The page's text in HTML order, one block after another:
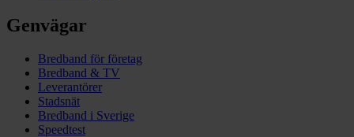
Genvägar
Bredband för företag
Bredband & TV
Leverantörer
Stadsnät
Bredband i Sverige
Speedtest